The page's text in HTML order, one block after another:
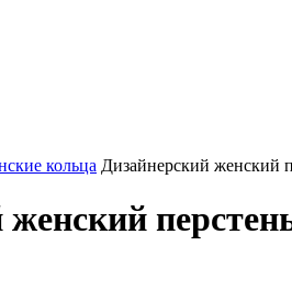
кольца Дизайнерский женский
женский